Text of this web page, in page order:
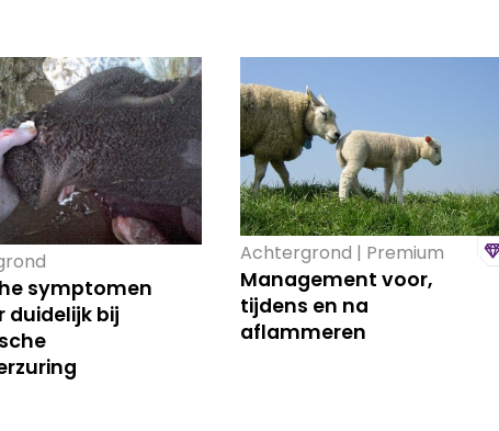
symptomen
duidelijk bij
Achtergrond | Premium
Management voor,
tijdens en na
aflammeren